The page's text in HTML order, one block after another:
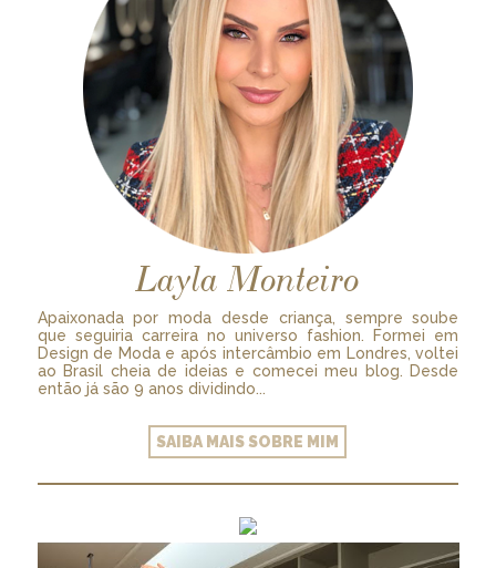
Layla Monteiro
Apaixonada por moda desde criança, sempre soube
que seguiria carreira no universo fashion. Formei em
Design de Moda e após intercâmbio em Londres, voltei
ao Brasil cheia de ideias e comecei meu blog. Desde
então já são 9 anos dividindo...
SAIBA MAIS SOBRE MIM